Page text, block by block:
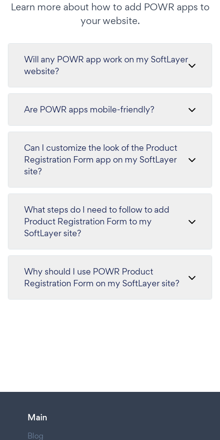
Learn more about how to add POWR apps to
your website.
Will any POWR app work on my SoftLayer
website?
Are POWR apps mobile-friendly?
Can I customize the look of the Product
Registration Form app on my SoftLayer
site?
What steps do I need to follow to add
Product Registration Form to my
SoftLayer site?
Why should I use POWR Product
Registration Form on my SoftLayer site?
Main
Blog